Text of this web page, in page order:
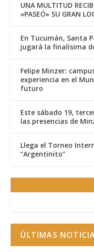
UNA MULTITUD
«PASEÓ» SU GRAN
En Tucumán, Santa
jugará la finalísima
Felipe Minzer:
experiencia en el
futuro
Este sábado 19,
las presencias de
Llega el Torneo
“Argentinito”
ÚLTIMAS